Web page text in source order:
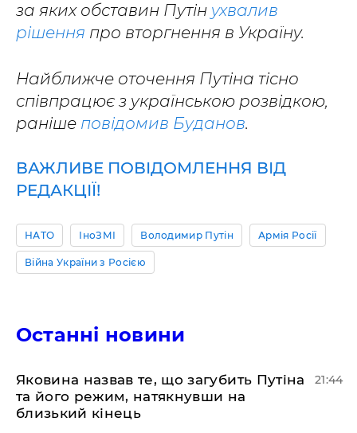
за яких обставин Путін ухвалив
рішення про вторгнення в Україну.
Найближче оточення Путіна тісно
співпрацює з українською розвідкою,
раніше повідомив Буданов.
ВАЖЛИВЕ ПОВІДОМЛЕННЯ ВІД
РЕДАКЦІЇ!
НАТО ІноЗМІ Володимир Путін Армія Росії
Війна України з Росією
Останні новини
Яковина назвав те, що загубить Путіна
та його режим, натякнувши на
близький кінець
21:44